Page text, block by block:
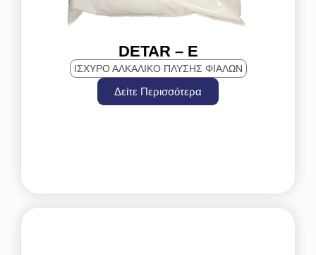
DETAR – E
ΙΣΧΥΡΟ ΑΛΚΑΛΙΚΟ ΠΛΥΣΗΣ ΦΙΑΛΩΝ
Δείτε Περισσότερα